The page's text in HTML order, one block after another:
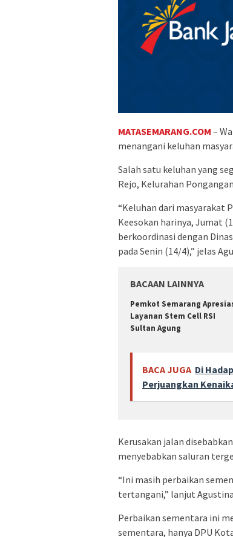
MATASEMARANG.COM –
menangani keluhan
Salah satu keluhan yang
Rejo, Kelurahan
“Keluhan dari masyarakat
Keesokan harinya, Jumat
berkoordinasi dengan
pada Senin (14/4),” jelas
BACAAN LAINNYA
Pemkot Semarang
Layanan Stem Cell RSI
Sultan Agung
BACA JUGA Di
Perjuangkan
Kerusakan jalan
menyebabkan saluran
“Ini masih perbaikan
tertangani,” lanjut
Perbaikan sementara ini
sementara, hanya DPU